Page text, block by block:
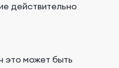
действительно
это может быть